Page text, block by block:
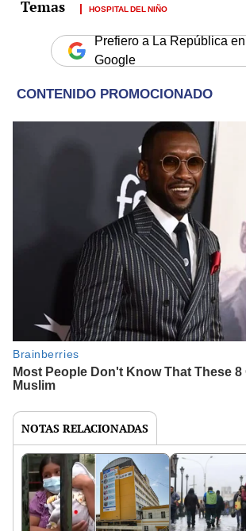
HOSPITAL DEL NIÑO
Prefiero a La República en
Google
NOTAS RELACIONADAS